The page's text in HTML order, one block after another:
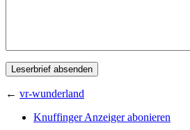
← vr-wunderland
Knuffinger Anzeiger abonieren